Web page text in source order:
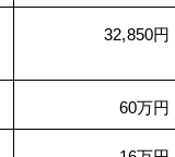
32,850円
60万円